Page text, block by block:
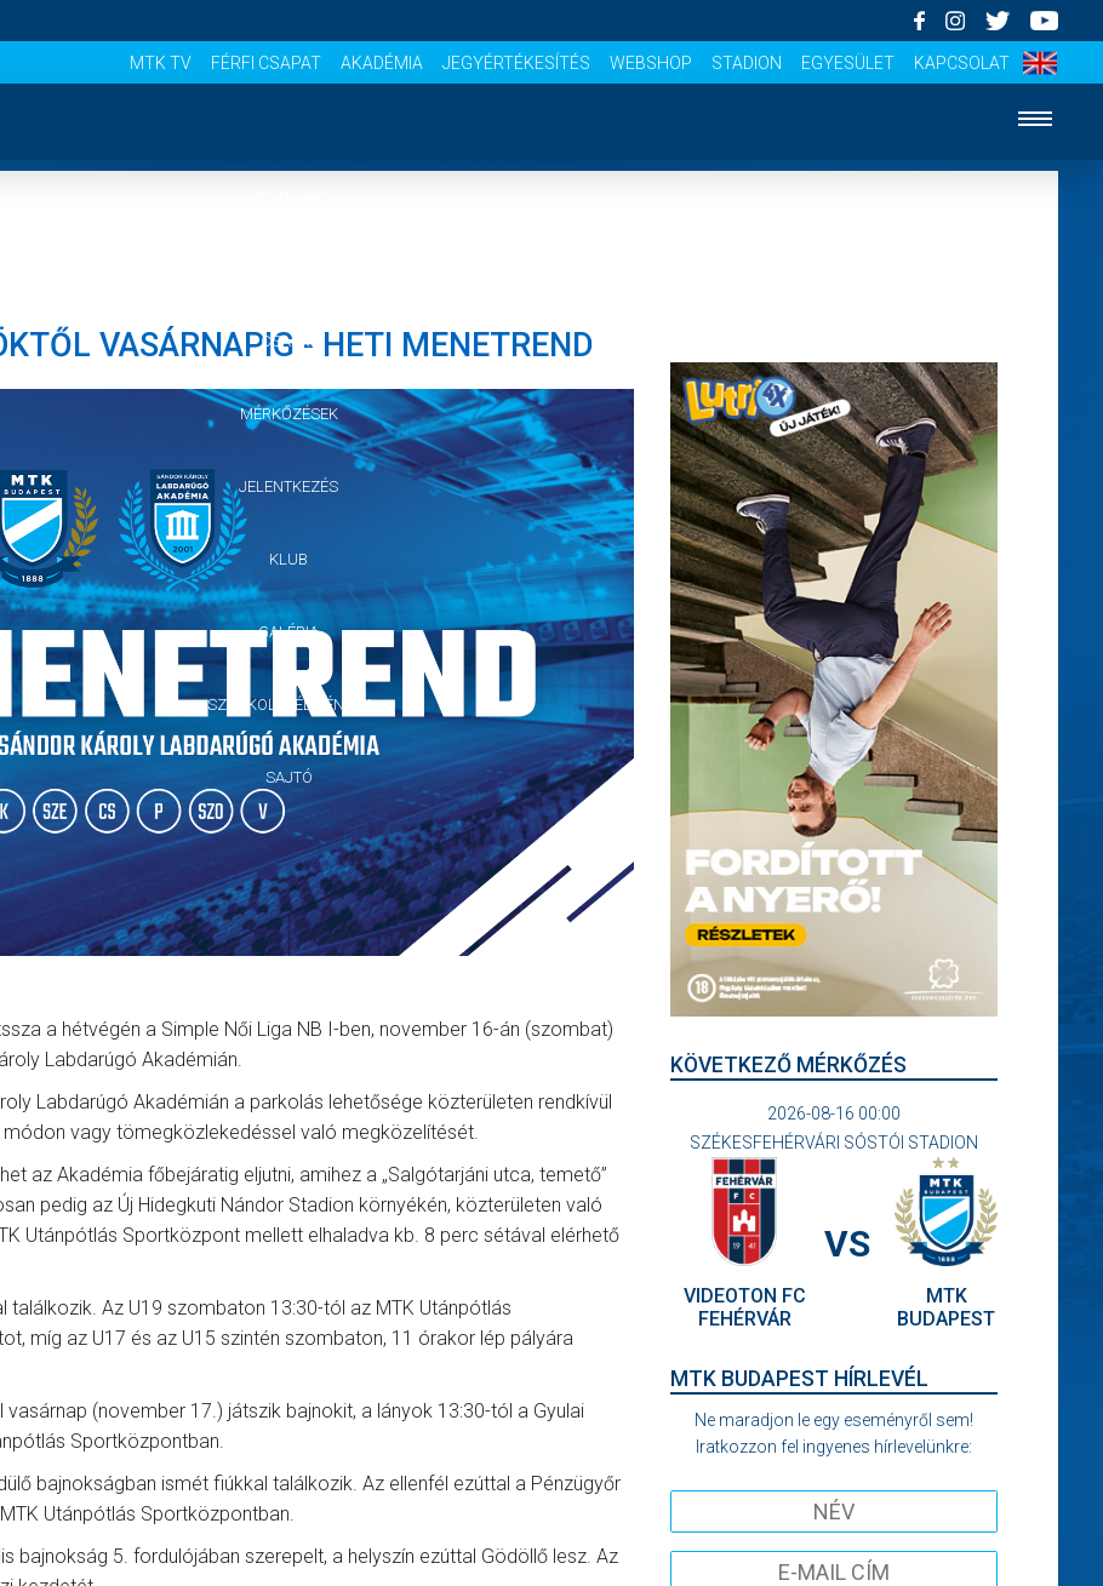
MTK TV FÉRFI CSAPAT AKADÉMIA JEGYÉRTÉKESÍTÉS WEBSHOP STADION EGYESÜLET KAPCSOLAT
CSAPAT
MÉRKŐZÉSEK
JELENTKEZÉS
KLUB
GALÉRIA
SZURKOLÓI ÉLMÉNYEK
SAJTÓ
VASÁRNAPIG - HETI MENETREND
a hétvégén a Simple Női Liga NB I-ben, november 16-án (szombat)
Labdarúgó Akadémián.
Labdarúgó Akadémián a parkolás lehetősége közterületen rendkívül
vagy tömegközlekedéssel való megközelítését.
az Akadémia főbejáratig eljutni, amihez a „Salgótarjáni utca, temető”
pedig az Új Hidegkuti Nándor Stadion környékén, közterületen való
Utánpótlás Sportközpont mellett elhaladva kb. 8 perc sétával elérhető
Az U19 szombaton 13:30-tól az MTK Utánpótlás
míg az U17 és az U15 szintén szombaton, 11 órakor lép pályára
(november 17.) játszik bajnokit, a lányok 13:30-tól a Gyulai
Sportközpontban.
bajnokságban ismét fiúkkal találkozik. Az ellenfél ezúttal a Pénzügyőr
Utánpótlás Sportközpontban.
bajnokság 5. fordulójában szerepelt, a helyszín ezúttal Gödöllő lesz. Az
KÖVETKEZŐ MÉRKŐZÉS
2026-08-16 00:00
SZÉKESFEHÉRVÁRI SÓSTÓI STADION
VIDEOTON FC
FEHÉRVÁR
VS
MTK
BUDAPEST
MTK BUDAPEST HÍRLEVÉL
Ne maradjon le egy eseményről sem!
Iratkozzon fel ingyenes hírlevelünkre: